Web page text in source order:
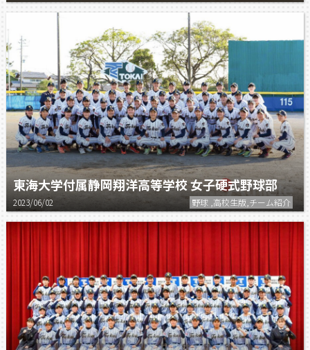
東海大学付属静岡翔洋高等学校 女子硬式野球部
2023/06/02 野球 ,高校生版,チーム紹介